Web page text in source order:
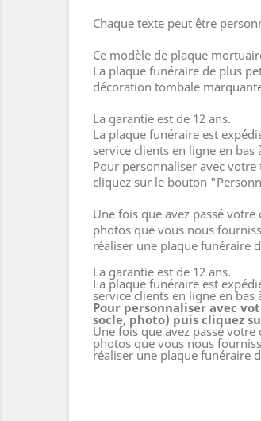
Chaque texte peut être
Ce modèle de plaque
La plaque funéraire de plus
décoration tombale
La garantie est de 12 ans.
La plaque funéraire est
service clients en ligne en
Pour personnaliser avec
cliquez sur le bouton
Une fois que avez passé
photos que vous nous
réaliser une plaque funéraire
La garantie est de 12 ans.
La plaque funéraire est
service clients en ligne en
Pour personnaliser avec
socle, photo) puis cliquez
Une fois que avez passé
photos que vous nous
réaliser une plaque funéraire